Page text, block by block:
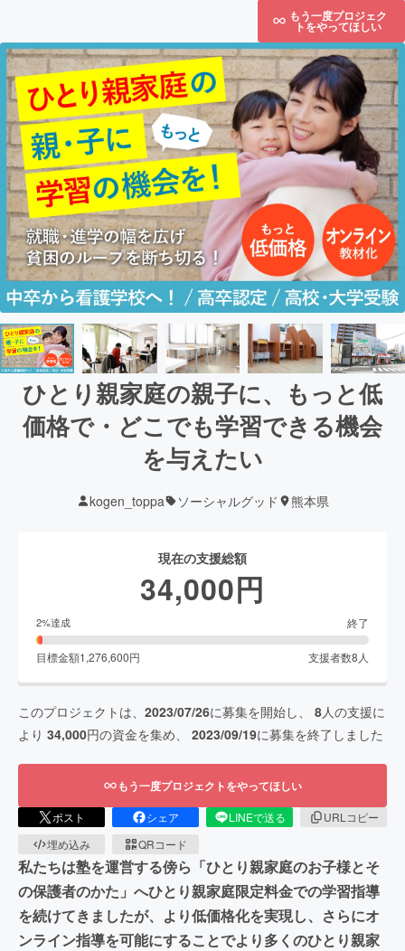
もう一度プロジェク
トをやってほしい
ひとり親家庭の親子に、もっと低
価格で・どこでも学習できる機会
を与えたい
kogen_toppa ソーシャルグッド 熊本県
現在の支援総額
34,000円
2%達成 終了
目標金額1,276,600円 支援者数8 人
このプロジェクトは、 2023/07/26に募集を開始し、 8人の支援に
より 34,000円の資金を集め、 2023/09/19に募集を終了しました
もう一度プロジェクトをやってほしい
ポスト シェア LINEで送る
URLコピー
埋め込み
QRコード
私たちは塾を運営する傍ら「ひとり親家庭のお子様とそ
の保護者のかた」へひとり親家庭限定料金での学習指導
を続けてきましたが、より低価格化を実現し、さらにオ
ンライン指導を可能にすることでより多くのひとり親家